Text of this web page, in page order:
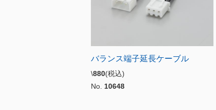
バランス端子延長ケーブル
\880(税込)
No. 10648